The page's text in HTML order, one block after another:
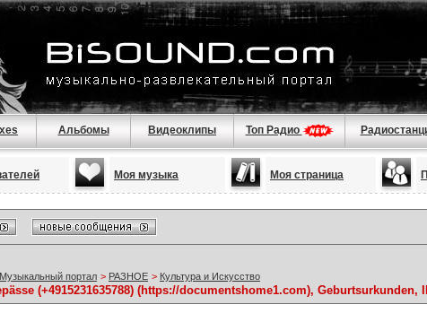
Альбомы Видеоклипы Топ Радио
Моя музыка Моя страница
портал > РАЗНОЕ > Культура и Искусство
(+4915231635788) (https://documentshome1.com), Geburtsurkunden,